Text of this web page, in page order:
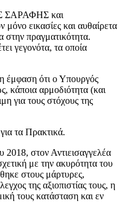
ΣΑΡΑΦΗΣ και
εικασίες και αυθαίρετα
πραγματικότητα.
γεγονότα, τα οποία
έμφαση ότι ο Υπουργός
κάποια αρμοδιότητα (και
για τους στόχους της
τα Πρακτικά.
2018, στον Αντιεισαγγελέα
με την ακυρότητα του
στους μάρτυρες,
της αξιοπιστίας τους, η
τους κατάσταση και εν